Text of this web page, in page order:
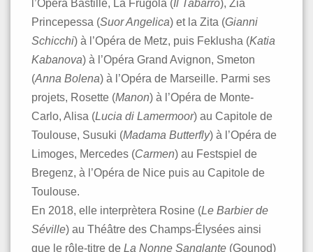
l’Opéra Bastille, La Frugola (Il Tabarro), Zia
Princepessa (Suor Angelica) et la Zita (Gianni
Schicchi) à l’Opéra de Metz, puis Feklusha (Katia
Kabanova) à l’Opéra Grand Avignon, Smeton
(Anna Bolena) à l’Opéra de Marseille. Parmi ses
projets, Rosette (Manon) à l’Opéra de Monte-
Carlo, Alisa (Lucia di Lamermoor) au Capitole de
Toulouse, Susuki (Madama Butterfly) à l’Opéra de
Limoges, Mercedes (Carmen) au Festspiel de
Bregenz, à l’Opéra de Nice puis au Capitole de
Toulouse.
En 2018, elle interprètera Rosine (Le Barbier de
Séville) au Théâtre des Champs-Élysées ainsi
que le rôle-titre de La Nonne Sanglante (Gounod)